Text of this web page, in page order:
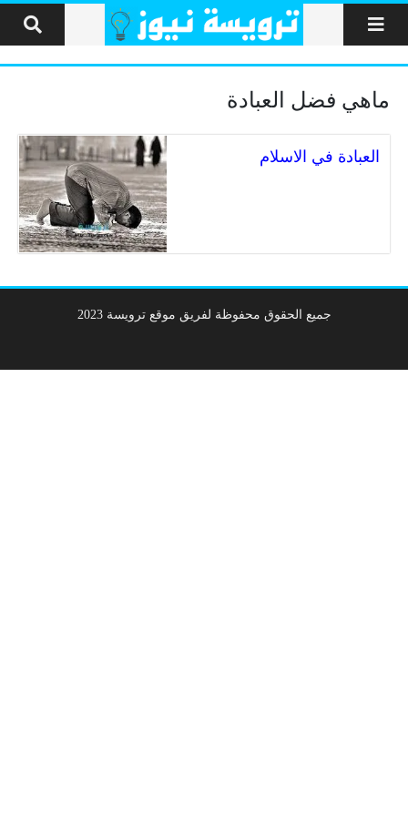
التخطي إلى المحتوى
ماهي فضل العبادة
العبادة في الاسلام
جميع الحقوق محفوظة لفريق موقع ترويسة 2023